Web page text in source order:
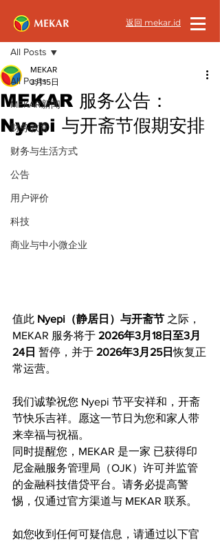
返回 mekar.id
文章
All Posts
MEKAR新闻
财务教育
财务与生活方式
公告
用户评价
科技
商业与中小微企业
All Posts
MEKAR 服务公告：
Nyepi 与开斋节假期安排
MEKAR
3月15日
值此 Nyepi（静居日）与开斋节 之际，
MEKAR 服务将于 2026年3月18日至3月
24日 暂停，并于 2026年3月25日恢复正
常运营。
我们诚挚祝您 Nyepi 节平安祥和，开斋
节快乐吉祥。愿这一节日为您和家人带
来幸福与祝福。
同时提醒您，MEKAR 是一家 已获得印
尼金融服务管理局（OJK）许可并监管
的金融科技借贷平台。请务必提高警
惕，仅通过官方渠道与 MEKAR 联系。
如您收到任何可疑信息，请通过以下官